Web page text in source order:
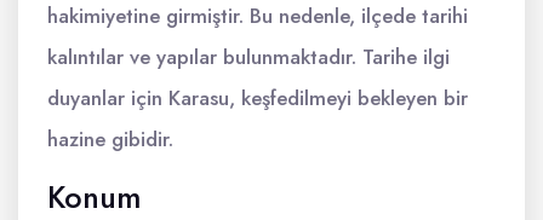
hakimiyetine girmiştir. Bu nedenle, ilçede tarihi
kalıntılar ve yapılar bulunmaktadır. Tarihe ilgi
duyanlar için Karasu, keşfedilmeyi bekleyen bir
hazine gibidir.
Konum